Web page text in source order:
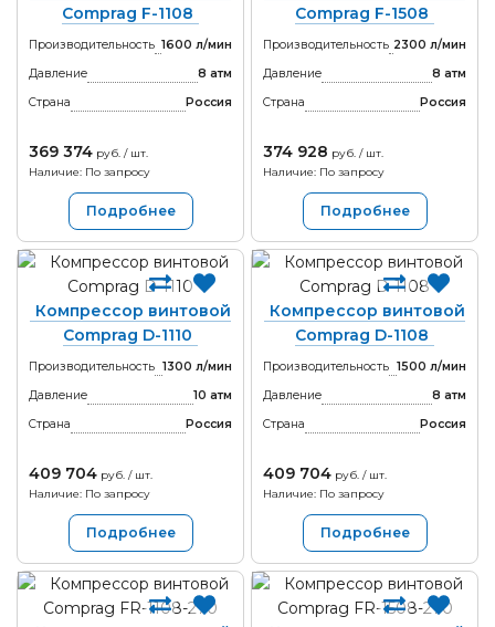
Comprag F-1108
Производительность 1600 л/мин
Давление
8 атм
Страна
Россия
369 374 руб. / шт.
Наличие: По запросу
Подробнее
Comprag F-1508
Производительность 2300 л/мин
Давление
8 атм
Страна
Россия
374 928 руб. / шт.
Наличие: По запросу
Подробнее
Компрессор винтовой
Comprag D-1110
Производительность 1300 л/мин
Давление
10 атм
Страна
Россия
409 704 руб. / шт.
Наличие: По запросу
Подробнее
Компрессор винтовой
Comprag D-1108
Производительность 1500 л/мин
Давление
8 атм
Страна
Россия
409 704 руб. / шт.
Наличие: По запросу
Подробнее